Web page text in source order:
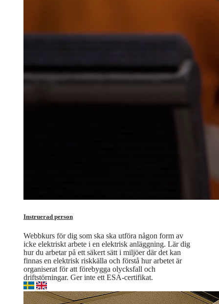
Instruerad person
Webbkurs för dig som ska ska utföra någon form av
icke elektriskt arbete i en elektrisk anläggning. Lär dig
hur du arbetar på ett säkert sätt i miljöer där det kan
finnas en elektrisk riskkälla och förstå hur arbetet är
organiserat för att förebygga olycksfall och
driftstörningar. Ger inte ett ESA-certifikat.